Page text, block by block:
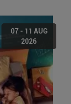
07 - 11 AUG
2026